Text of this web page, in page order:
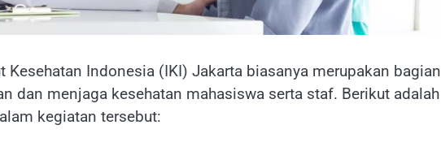
Kesehatan Indonesia (IKI) Jakarta biasanya merupakan bagian
dan menjaga kesehatan mahasiswa serta staf. Berikut adalah
kegiatan tersebut: